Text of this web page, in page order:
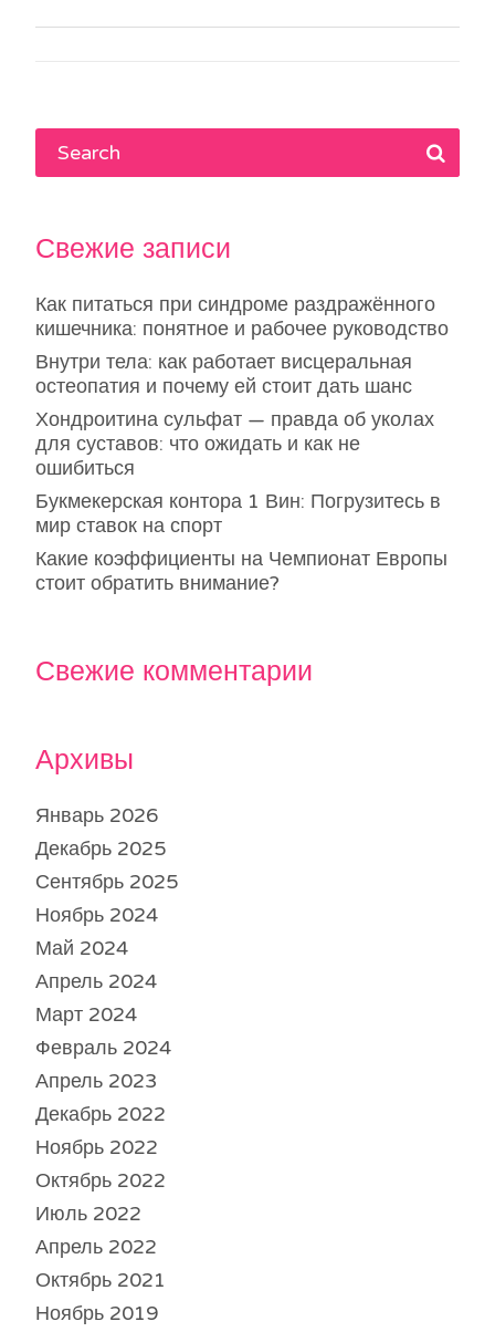
по
Свежие записи
Как питаться при синдроме раздражённого
кишечника: понятное и рабочее руководство
Внутри тела: как работает висцеральная
остеопатия и почему ей стоит дать шанс
Хондроитина сульфат — правда об уколах
для суставов: что ожидать и как не
ошибиться
Букмекерская контора 1 Вин: Погрузитесь в
мир ставок на спорт
Какие коэффициенты на Чемпионат Европы
стоит обратить внимание?
Свежие комментарии
Архивы
Январь 2026
Декабрь 2025
Сентябрь 2025
Ноябрь 2024
Май 2024
Апрель 2024
Март 2024
Февраль 2024
Апрель 2023
Декабрь 2022
Ноябрь 2022
Октябрь 2022
Июль 2022
Апрель 2022
Октябрь 2021
Ноябрь 2019